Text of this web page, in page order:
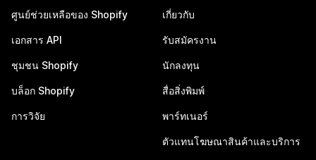
ศูนย์ช่วยเหลือของ Shopify
เอกสาร API
ชุมชน Shopify
บล็อก Shopify
การวิจัย
เกี่ยวกับ
รับสมัครงาน
นักลงทุน
สื่อสิ่งพิมพ์
พาร์ทเนอร์
ตัวแทนโฆษณาสินค้าและบริการ